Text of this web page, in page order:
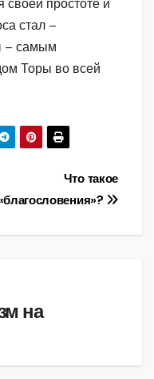
своей простоте и
стал –
– самым
Торы во всей
Что такое
на